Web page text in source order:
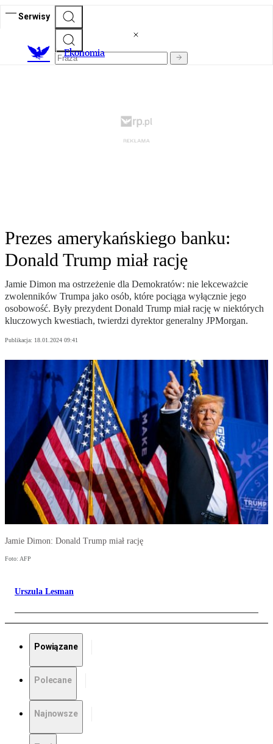
Serwisy
Ekonomia
Prezes amerykańskiego banku:
Donald Trump miał rację
Jamie Dimon ma ostrzeżenie dla Demokratów: nie lekceważcie
zwolenników Trumpa jako osób, które pociąga wyłącznie jego
osobowość. Były prezydent Donald Trump miał rację w niektórych
kluczowych kwestiach, twierdzi dyrektor generalny JPMorgan.
Publikacja: 18.01.2024 09:41
Jamie Dimon: Donald Trump miał rację
Foto: AFP
Urszula Lesman
Powiązane
Polecane
Najnowsze